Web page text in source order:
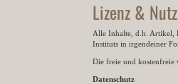
Lizenz &
Alle Inhalte, d.h. Artikel,
Instituts in irgendeiner
Die freie und kostenfreie
Datenschutz